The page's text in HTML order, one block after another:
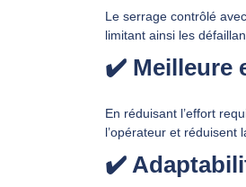
Le serrage contrôlé
limitant ainsi les
✔️ Meilleure
En réduisant l’effort
l’opérateur et réduisent
✔️